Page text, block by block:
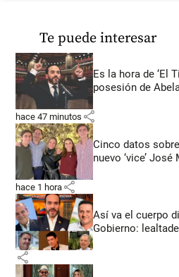
Te puede interesar
Es la hora de ‘El
posesión de
hace 47 minutos share
Cinco datos
nuevo ‘vice’
hace 1 hora share
Así va el cuerpo
Gobierno:
share